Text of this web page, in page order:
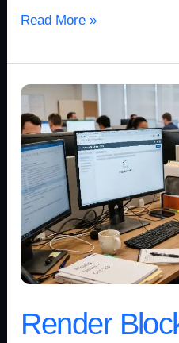
Read More »
Render
Render
Blocking
Resources:
Penyebab
Website
Lambat